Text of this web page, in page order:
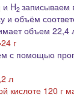
и H2 записываем
объём
объем 22,4
г
с помощью
л
кислоте 120